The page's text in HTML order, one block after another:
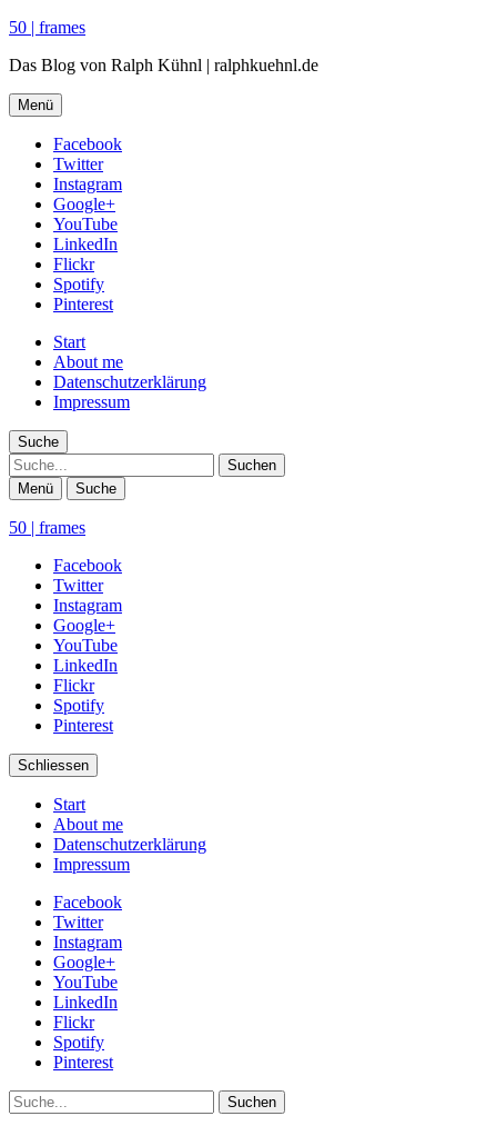
50 | frames
Das Blog von Ralph Kühnl | ralphkuehnl.de
Menü
Facebook
Twitter
Instagram
Google+
YouTube
LinkedIn
Flickr
Spotify
Pinterest
Start
About me
Datenschutzerklärung
Impressum
Suche
Suche
Menü Suche
50 | frames
Facebook
Twitter
Instagram
Google+
YouTube
LinkedIn
Flickr
Spotify
Pinterest
Schliessen
Start
About me
Datenschutzerklärung
Impressum
Facebook
Twitter
Instagram
Google+
YouTube
LinkedIn
Flickr
Spotify
Pinterest
Suche